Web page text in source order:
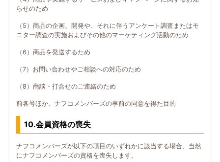
らせのため
（5）商品の企画、開発や、それに伴うアンケート調査またはモ
ニター調査の実施およびその他のマーケティング活動のため
（6）商品を発送するため
（7）お問い合わせやご相談への対応のため
（8）商談・打合せのご連絡のため
前各号ほか、ナフコメンバーズの事前の同意を得た目的
10.会員資格の喪失
ナフコメンバーズが以下の項目のいずれかに該当する場合、当然
にナフコメンバーズの資格を喪失します。